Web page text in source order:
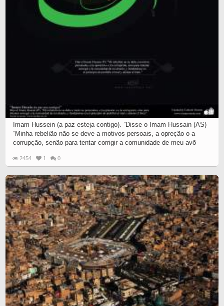
Imam Hussein (a paz esteja contigo). ”Disse o Imam Hussain (AS)
“Minha rebelião não se deve a motivos persoais, a opreção o a
corrupção, senão para tentar corrigir a comunidade de meu avõ
2454 1 0